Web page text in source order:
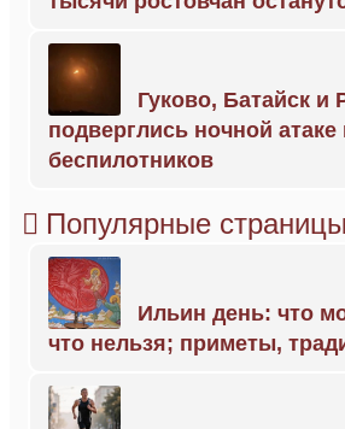
Гуково, Батайск и
подверглись ночной атаке
беспилотников
Популярные страницы
Ильин день: что
что нельзя; приметы,